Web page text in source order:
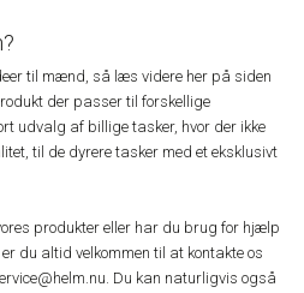
til mænd, så læs videre her på siden
der passer til forskellige
udvalg af billige tasker, hvor der ikke
til de dyrere tasker med et eksklusivt
produkter eller har du brug for hjælp
du altid velkommen til at kontakte os
Du kan naturligvis også